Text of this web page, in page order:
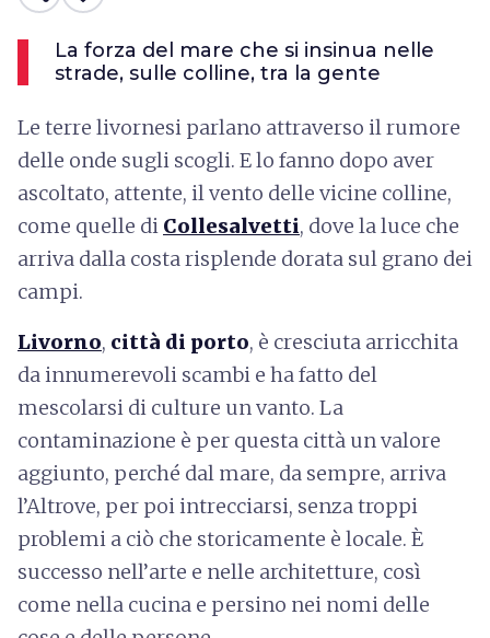
La forza del mare che si insinua nelle
strade, sulle colline, tra la gente
Le terre livornesi parlano attraverso il rumore
delle onde sugli scogli. E lo fanno dopo aver
ascoltato, attente, il vento delle vicine colline,
come quelle di Collesalvetti, dove la luce che
arriva dalla costa risplende dorata sul grano dei
campi.
Livorno, città di porto, è cresciuta arricchita
da innumerevoli scambi e ha fatto del
mescolarsi di culture un vanto. La
contaminazione è per questa città un valore
aggiunto, perché dal mare, da sempre, arriva
l’Altrove, per poi intrecciarsi, senza troppi
problemi a ciò che storicamente è locale. È
successo nell’arte e nelle architetture, così
come nella cucina e persino nei nomi delle